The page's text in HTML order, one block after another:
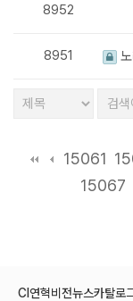
8952
8951
15061
15067
CI 연혁비전뉴스카탈로